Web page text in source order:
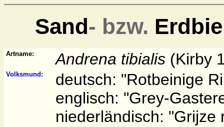
Sand- bzw.
Artname: Andrena tibialis (Kirby
Volksmund:
deutsch: "Rotbeinige
englisch: "Grey-
niederländisch: "Grijze